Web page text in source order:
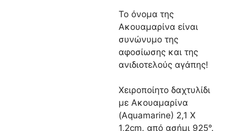
Το όνομα της
Ακουαμαρίνα είναι
συνώνυμο της
αφοσίωσης και της
ανιδιοτελούς αγάπης!
Χειροποίητο δαχτυλίδι
με Ακουαμαρίνα
(Aquamarine) 2,1 Χ
1,2cm. από ασήμι 925°.